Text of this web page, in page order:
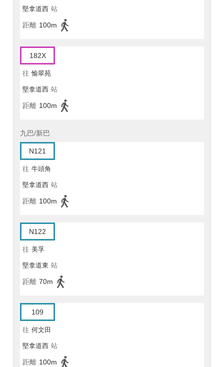
堅拿道西 站
距離 100m
182X
往 愉翠苑
堅拿道西 站
距離 100m
九巴/新巴
N121
往 牛頭角
堅拿道西 站
距離 100m
N122
往 美孚
堅拿道東 站
距離 70m
109
往 何文田
堅拿道西 站
距離 100m